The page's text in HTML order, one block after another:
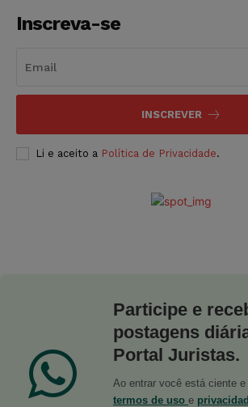
Inscreva-se
INSCREVER
Li e aceito a Política de Privacidade.
Participe e
postagens
Portal Juristas.
Ao entrar você está ciente
termos de uso e